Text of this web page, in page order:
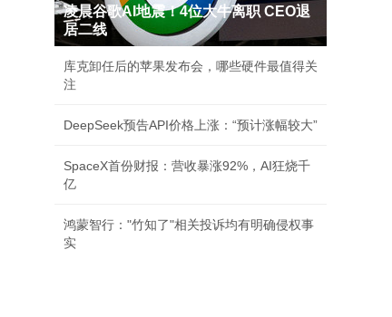
凌晨谷歌AI地震！4位大牛离职 CEO退
居二线
库克卸任后的苹果发布会，哪些硬件最值得关
注
DeepSeek预告API价格上涨：“预计涨幅较大”
SpaceX首份财报：营收暴涨92%，AI狂烧千
亿
鸿蒙智行："竹知了"相关投诉均有明确侵权事
实